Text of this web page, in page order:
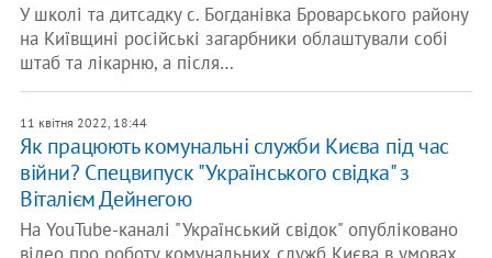
У школі та дитсадку с. Богданівка Броварського району
на Київщині російські загарбники облаштували собі
штаб та лікарню, а після…
11 квітня 2022, 18:44
Як працюють комунальні служби Києва під час
війни? Спецвипуск "Українського свідка" з
Віталієм Дейнегою
На YouTube-каналі "Український свідок" опубліковано